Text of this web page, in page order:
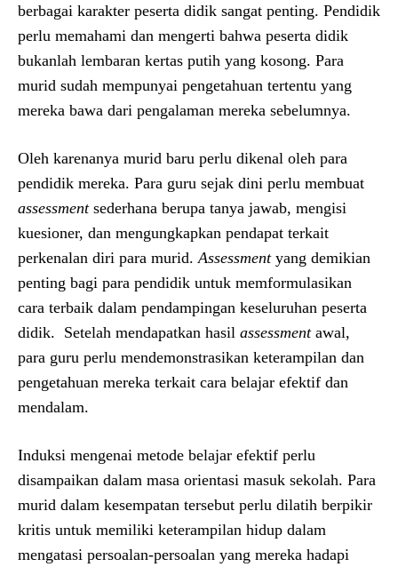
berbagai karakter peserta didik sangat penting. Pendidik
perlu memahami dan mengerti bahwa peserta didik
bukanlah lembaran kertas putih yang kosong. Para
murid sudah mempunyai pengetahuan tertentu yang
mereka bawa dari pengalaman mereka sebelumnya.
Oleh karenanya murid baru perlu dikenal oleh para
pendidik mereka. Para guru sejak dini perlu membuat
assessmentsederhana berupa tanya jawab, mengisi
kuesioner, dan mengungkapkan pendapat terkait
perkenalan diri para murid. Assessmentyang demikian
penting bagi para pendidik untuk memformulasikan
cara terbaik dalam pendampingan keseluruhan peserta
didik. Setelah mendapatkan hasil assessmentawal,
para guru perlu mendemonstrasikan keterampilan dan
pengetahuan mereka terkait cara belajar efektif dan
mendalam.
Induksi mengenai metode belajar efektif perlu
disampaikan dalam masa orientasi masuk sekolah. Para
murid dalam kesempatan tersebut perlu dilatih berpikir
kritis untuk memiliki keterampilan hidup dalam
mengatasi persoalan-persoalan yang mereka hadapi